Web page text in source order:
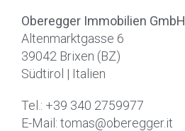
Oberegger Immobilien GmbH
Altenmarktgasse 6
39042 Brixen (BZ)
Südtirol | Italien
Tel.: +39 340 2759977
E-Mail: tomas@oberegger.it